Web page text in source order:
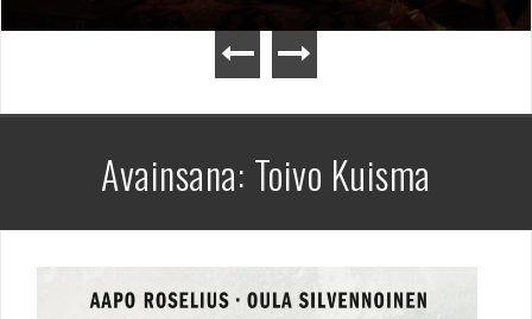
Avainsana: Toivo Kuisma